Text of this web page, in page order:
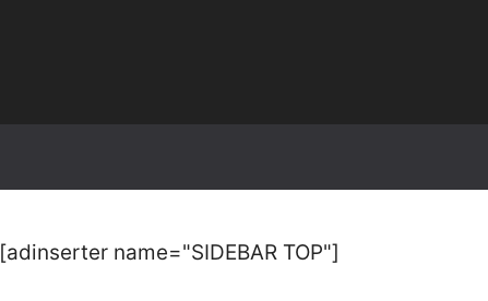
[adinserter name="SIDEBAR TOP"]